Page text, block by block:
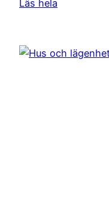
Läs hela